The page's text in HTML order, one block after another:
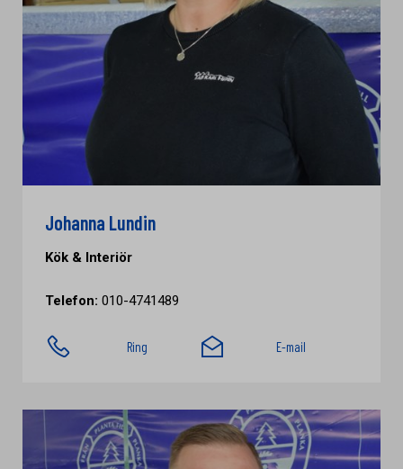
Johanna Lundin
Kök & Interiör
Telefon: 010-4741489
Ring E-mail